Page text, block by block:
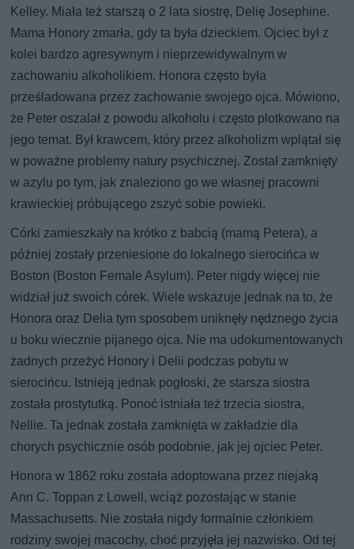
Kelley. Miała też starszą o 2 lata siostrę, Delię Josephine.
Mama Honory zmarła, gdy ta była dzieckiem. Ojciec był z
kolei bardzo agresywnym i nieprzewidywalnym w
zachowaniu alkoholikiem. Honora często była
prześladowana przez zachowanie swojego ojca. Mówiono,
że Peter oszalał z powodu alkoholu i często plotkowano na
jego temat. Był krawcem, który przez alkoholizm wplątał się
w poważne problemy natury psychicznej. Został zamknięty
w azylu po tym, jak znaleziono go we własnej pracowni
krawieckiej próbującego zszyć sobie powieki.
Córki zamieszkały na krótko z babcią (mamą Petera), a
później zostały przeniesione do lokalnego sierocińca w
Boston (Boston Female Asylum). Peter nigdy więcej nie
widział już swoich córek. Wiele wskazuje jednak na to, że
Honora oraz Delia tym sposobem uniknęły nędznego życia
u boku wiecznie pijanego ojca. Nie ma udokumentowanych
żadnych przeżyć Honory i Delii podczas pobytu w
sierocińcu. Istnieją jednak pogłoski, że starsza siostra
została prostytutką. Ponoć istniała też trzecia siostra,
Nellie. Ta jednak została zamknięta w zakładzie dla
chorych psychicznie osób podobnie, jak jej ojciec Peter.
Honora w 1862 roku została adoptowana przez niejaką
Ann C. Toppan z Lowell, wciąż pozostając w stanie
Massachusetts. Nie została nigdy formalnie członkiem
rodziny swojej macochy, choć przyjęła jej nazwisko. Od tej